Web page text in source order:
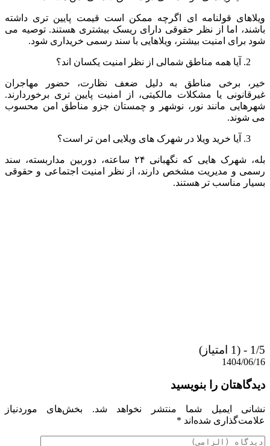
ویلاهای قولنامه ای اگرچه ممکن است قیمت پایین تری داشته
باشند، اما از نظر حقوقی دارای ریسک بیشتری هستند. توصیه می
شود برای امنیت بیشتر، ویلاهایی با سند رسمی خریداری شود.
آیا همه مناطق شمالی از نظر امنیت یکسان اند؟
خیر، برخی مناطق به دلیل ضعف نظارت، حضور مهاجران
غیرقانونی یا مشکلات مالکیتی، از امنیت پایین تری برخوردارند.
شهرهایی مانند نور، نوشهر و چمستان جزو مناطق امن محسوب
می شوند.
آیا خرید ویلا در شهرک های ویلایی امن تر است؟
بله، شهرک هایی که نگهبانی ۲۴ ساعته، دوربین مداربسته، سند
رسمی و مدیریت مشخص دارند، از نظر امنیت اجتماعی و حقوقی
بسیار مناسب تر هستند.
1/5 - (1 امتیاز)
1404/06/16
دیدگاهتان را بنویسید
نشانی ایمیل شما منتشر نخواهد شد.
بخش‌های موردنیاز
علامت‌گذاری شده‌اند *